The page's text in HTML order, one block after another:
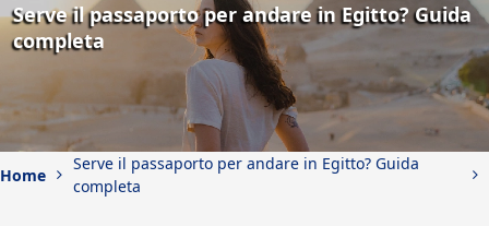
Serve il passaporto per andare in Egitto? Guida
completa
Home
Serve il passaporto per andare in Egitto? Guida
completa